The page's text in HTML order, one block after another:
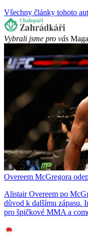
Všechny články tohoto
Vybrali jsme pro vás
Overeem McGregora
Alistair Overeem po
důvod k dalšímu zápasu.
pro špičkové MMA a